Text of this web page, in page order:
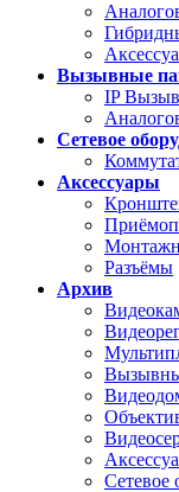
Вызывные
IP
Сетевое
Аксессуары
Разъёмы
Архив
Сетевое